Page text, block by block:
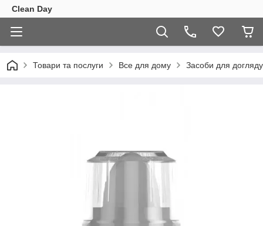
Clean Day
Товари та послуги Все для дому Засоби для